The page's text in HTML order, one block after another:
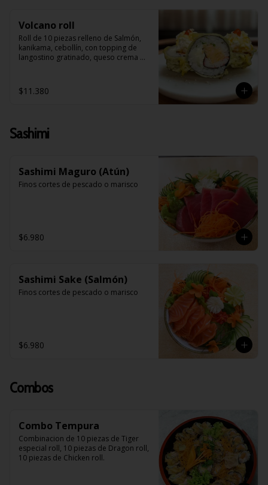
Volcano roll
Roll de 10 piezas relleno de Salmón,
kanikama, cebollín, con topping de
langostino gratinado, queso crema
$11.380
Sashimi
Sashimi Maguro (Atún)
Finos cortes de pescado o marisco
$6.980
Sashimi Sake (Salmón)
Finos cortes de pescado o marisco
$6.980
Combos
Combo Tempura
Combinacion de 10 piezas de Tiger
especial roll, 10 piezas de Dragon roll,
10 piezas de Chicken roll.